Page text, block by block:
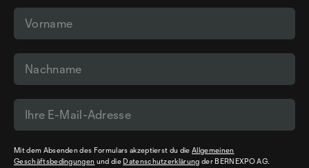
Mit dem Absenden des Formulars akzeptierst du dieAllgemeinen
Geschäftsbedingungen und die Datenschutzerklärung der BERNEXPO AG.